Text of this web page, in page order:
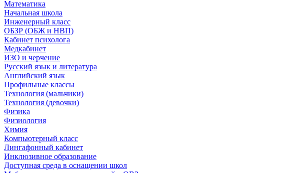
Математика
Начальная школа
Инженерный класс
ОБЗР (ОБЖ и НВП)
Кабинет психолога
Медкабинет
ИЗО и черчение
Русский язык и литература
Английский язык
Профильные классы
Технология (мальчики)
Технология (девочки)
Физика
Физиология
Химия
Компьютерный класс
Лингафонный кабинет
Инклюзивное образование
Доступная среда в оснащении школ